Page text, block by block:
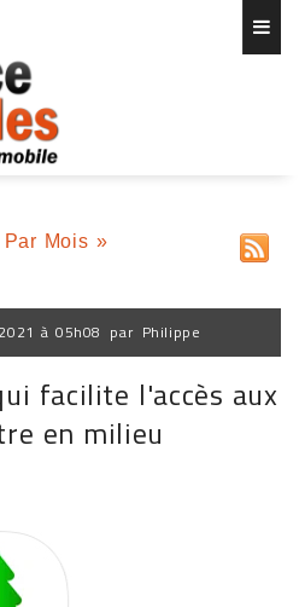
Par Mois »
à 05h08 par Philippe
facilite l'accès aux
en milieu